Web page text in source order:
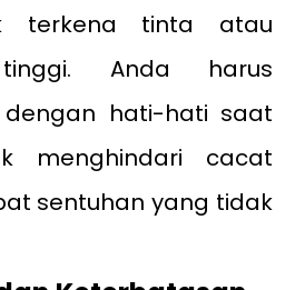
terkena tinta atau
Anda harus
dengan hati-hati saat
menghindari cacat
sentuhan yang tidak